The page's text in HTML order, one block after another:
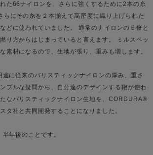
た66ナイロンを、さらに強くするために2本の糸
らにその糸を２本揃えて高密度に織り上げられた
どに使われていました。 通常のナイロンの５倍と
り方からはじまっていると言えます。 ミルスペッ
素材になるので、生地が張り、重みも増します。
に従来のバリスティックナイロンの厚み、重さ
プルな疑問から、自分達のデザインする鞄が使わ
なバリスティックナイロン生地を、CORDURA®
タ社と共同開発することになりました。
年後のことです。